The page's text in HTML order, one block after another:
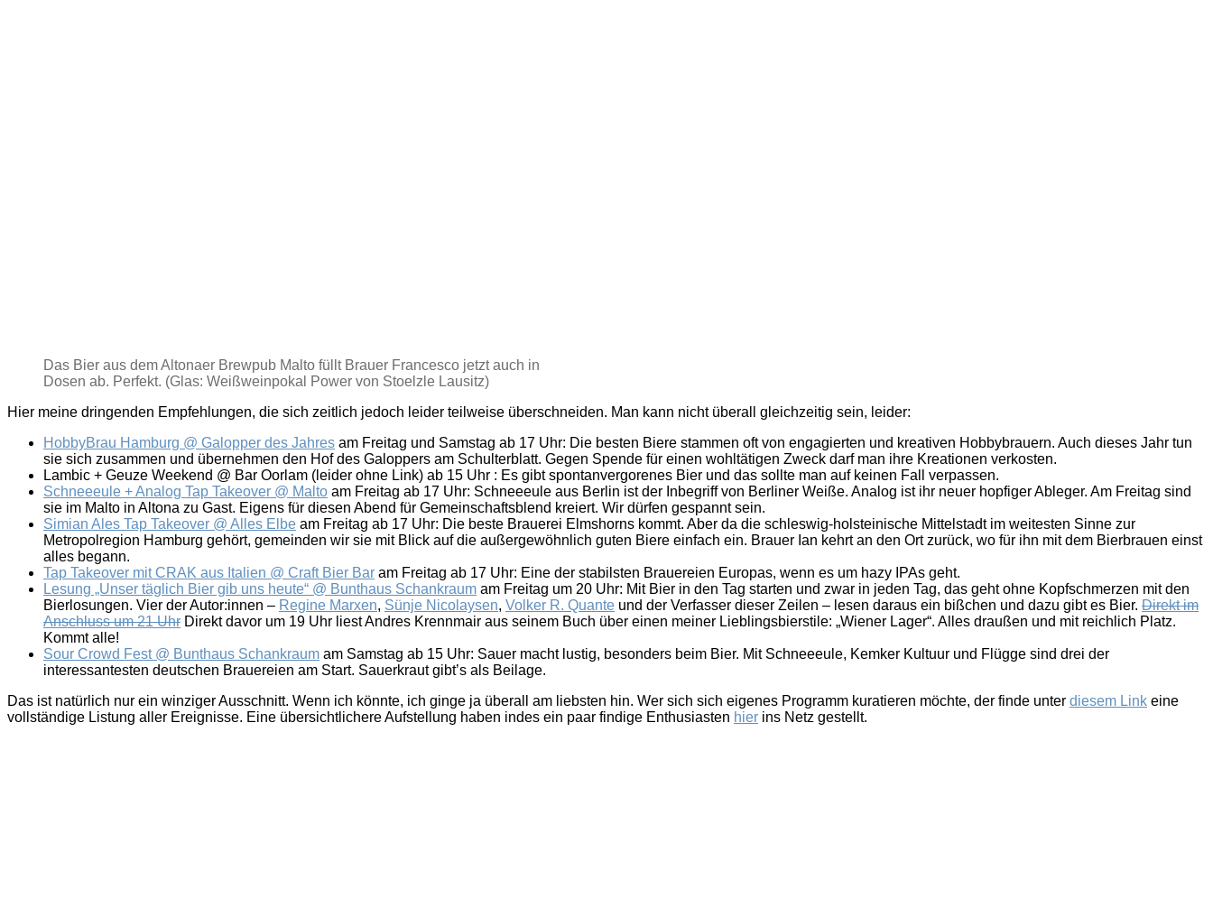
Das Bier aus dem Altonaer Brewpub Malto füllt Brauer Francesco jetzt auch in
Dosen ab. Perfekt. (Glas: Weißweinpokal Power von Stoelzle Lausitz)
Hier meine dringenden Empfehlungen, die sich zeitlich jedoch leider teilweise überschneiden. Man kann nicht überall gleichzeitig sein, leider:
HobbyBrau Hamburg @ Galopper des Jahres am Freitag und Samstag ab 17 Uhr: Die besten Biere stammen oft von engagierten und kreativen Hobbybrauern. Auch dieses Jahr tun
sie sich zusammen und übernehmen den Hof des Galoppers am Schulterblatt. Gegen Spende für einen wohltätigen Zweck darf man ihre Kreationen verkosten.
Lambic + Geuze Weekend @ Bar Oorlam (leider ohne Link) ab 15 Uhr : Es gibt spontanvergorenes Bier und das sollte man auf keinen Fall verpassen.
Schneeeule + Analog Tap Takeover @ Malto am Freitag ab 17 Uhr: Schneeeule aus Berlin ist der Inbegriff von Berliner Weiße. Analog ist ihr neuer hopfiger Ableger. Am Freitag sind
sie im Malto in Altona zu Gast. Eigens für diesen Abend für Gemeinschaftsblend kreiert. Wir dürfen gespannt sein.
Simian Ales Tap Takeover @ Alles Elbe am Freitag ab 17 Uhr: Die beste Brauerei Elmshorns kommt. Aber da die schleswig-holsteinische Mittelstadt im weitesten Sinne zur
Metropolregion Hamburg gehört, gemeinden wir sie mit Blick auf die außergewöhnlich guten Biere einfach ein. Brauer Ian kehrt an den Ort zurück, wo für ihn mit dem Bierbrauen einst
alles begann.
Tap Takeover mit CRAK aus Italien @ Craft Bier Bar am Freitag ab 17 Uhr: Eine der stabilsten Brauereien Europas, wenn es um hazy IPAs geht.
Lesung „Unser täglich Bier gib uns heute“ @ Bunthaus Schankraum am Freitag um 20 Uhr: Mit Bier in den Tag starten und zwar in jeden Tag, das geht ohne Kopfschmerzen mit den
Bierlosungen. Vier der Autor:innen – Regine Marxen, Sünje Nicolaysen, Volker R. Quante und der Verfasser dieser Zeilen – lesen daraus ein bißchen und dazu gibt es Bier. Direkt im
Anschluss um 21 Uhr Direkt davor um 19 Uhr liest Andres Krennmair aus seinem Buch über einen meiner Lieblingsbierstile: „Wiener Lager“. Alles draußen und mit reichlich Platz.
Kommt alle!
Sour Crowd Fest @ Bunthaus Schankraum am Samstag ab 15 Uhr: Sauer macht lustig, besonders beim Bier. Mit Schneeeule, Kemker Kultuur und Flügge sind drei der
interessantesten deutschen Brauereien am Start. Sauerkraut gibt’s als Beilage.
Das ist natürlich nur ein winziger Ausschnitt. Wenn ich könnte, ich ginge ja überall am liebsten hin. Wer sich sich eigenes Programm kuratieren möchte, der finde unter diesem Link eine
vollständige Listung aller Ereignisse. Eine übersichtlichere Aufstellung haben indes ein paar findige Enthusiasten hier ins Netz gestellt.